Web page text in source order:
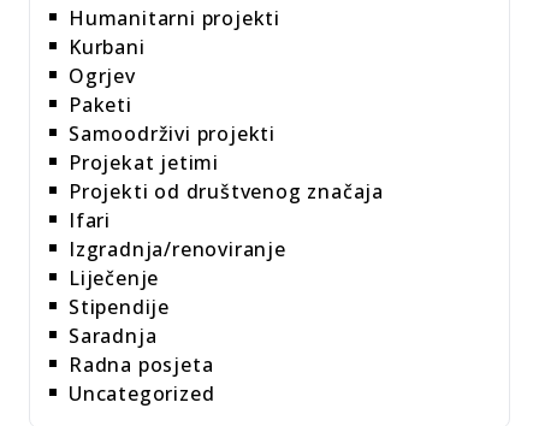
Humanitarni projekti
Kurbani
Ogrjev
Paketi
Samoodrživi projekti
Projekat jetimi
Projekti od društvenog značaja
Ifari
Izgradnja/renoviranje
Liječenje
Stipendije
Saradnja
Radna posjeta
Uncategorized